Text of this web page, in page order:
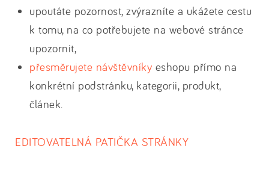
upoutáte pozornost, zvýrazníte a ukážete cestu
k tomu, na co potřebujete na webové stránce
upozornit,
přesměrujete návštěvníky eshopu přímo na
konkrétní podstránku, kategorii, produkt,
článek.
EDITOVATELNÁ PATIČKA STRÁNKY